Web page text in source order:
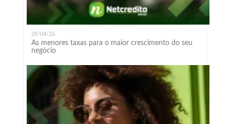
29/04/26
As menores taxas para o maior crescimento do seu
negócio